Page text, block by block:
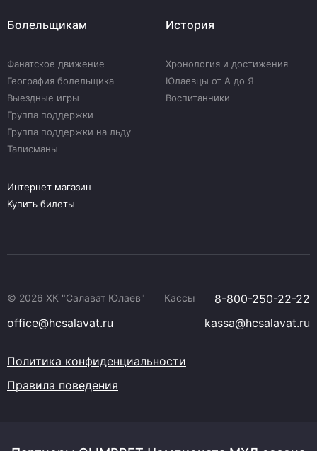
Болельщикам
Фанатское движение
География болельщика
Выездные игры
Группа поддержки
Группа поддержки на льду
Талисманы
История
Хронология и достижения
Юлаевцы от А до Я
Воспитанники
Интернет магазин
Купить билеты
© 2026 ХК "Салават Юлаев" Кассы
8-800-250-22-22
office@hcsalavat.ru
kassa@hcsalavat.ru
Политика конфиденциальности
Правила поведения